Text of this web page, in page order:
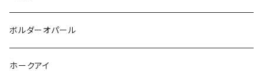
ボルダーオパール
ホークアイ